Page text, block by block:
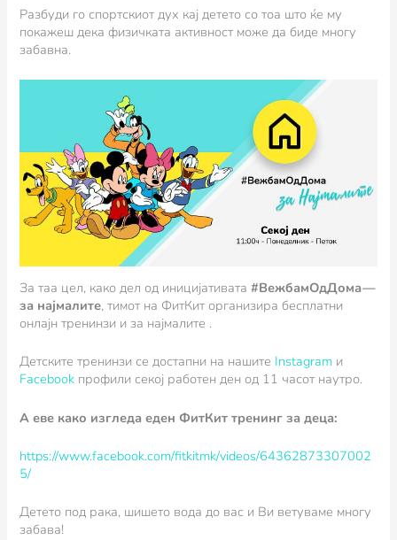
Разбуди го спортскиот дух кај детето со тоа што ќе му
покажеш дека физичката активност може да биде многу
забавна.
За таа цел, како дел од иницијативата#ВежбамОдДома —
за најмалите, тимот на ФитКит организира бесплатни
онлајн тренинзи и за најмалите .
Детските тренинзи се достапни на нашите Instagram и
Facebook профили секој работен ден од 11 часот наутро.
А еве како изгледа еден ФитКит тренинг за деца:
https://www.facebook.com/fitkitmk/videos/64362873307002
5/
Детето под рака, шишето вода до вас и Ви ветуваме многу
забава!